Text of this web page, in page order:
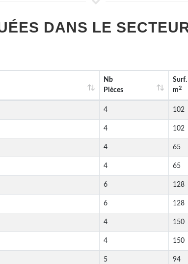
DANS LE
Nb
Pièces
Surf.
m2
4 102
4 102
4 65
4 65
6 128
6 128
4 150
4 150
5 94